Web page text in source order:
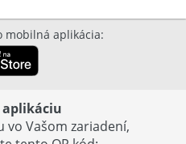
mobilná aplikácia:
aplikáciu
vo Vašom zariadení,